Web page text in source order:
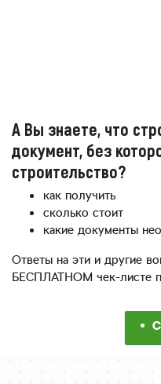
А Вы знаете, что
документ, без
строительство?
как получить
сколько стоит
какие документы
Ответы на эти и другие
БЕСПЛАТНОМ чек-листе